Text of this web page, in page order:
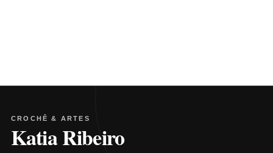
CROCHÊ & ARTES
Katia Ribeiro